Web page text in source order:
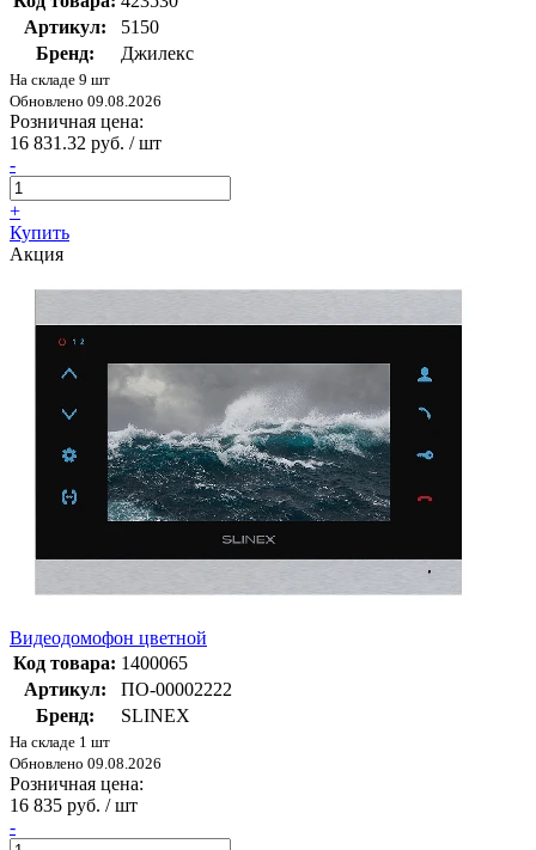
Артикул:
5150
Бренд:
Джилекс
На складе 9 шт
Обновлено 09.08.2026
Розничная цена:
16 831.32 руб. / шт
-
+
Купить
Акция
Видеодомофон цветной
Код товара: 1400065
Артикул:
ПО-00002222
Бренд:
SLINEX
На складе 1 шт
Обновлено 09.08.2026
Розничная цена:
16 835 руб. / шт
-